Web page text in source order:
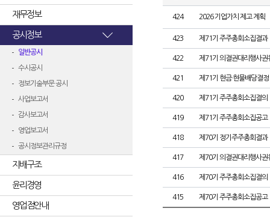
재무정보
공시정보
일반공시
수시공시
정보기술부문 공시
사업보고서
감사보고서
영업보고서
공시정보관리규정
지배구조
윤리경영
영업점안내
424 2026 기업가치 제고 계획
423 제71기 주주총회소집결과
422 제71기 의결권대리행사권
421 제71기 현금·현물배당결정
420 제71기 주주총회소집결의
419 제71기 주주총회소집공고
418 제70기 정기주주총회결과
417 제70기 의결권대리행사권
416 제70기 주주총회소집결의
415 제70기 주주총회소집공고